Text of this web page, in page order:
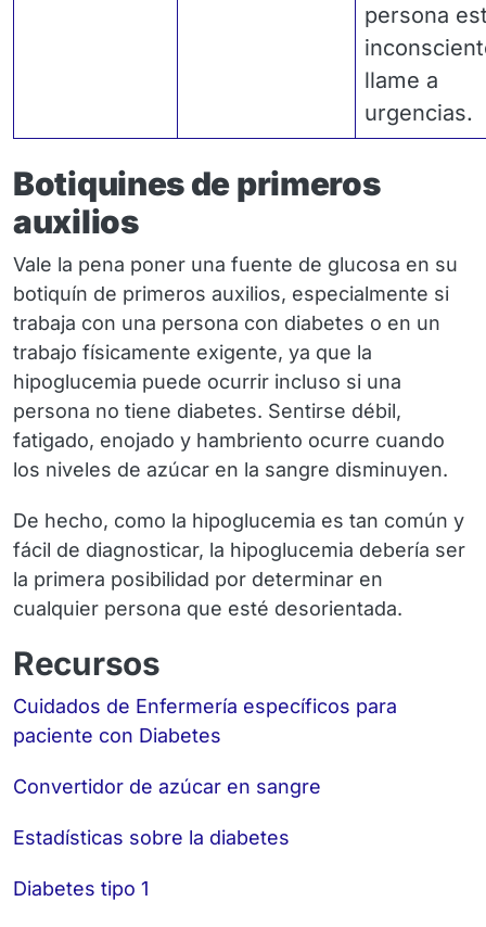
persona
llame a
urgencias.
Botiquines de primeros
auxilios
Vale la pena poner una fuente de glucosa en su
botiquín de primeros auxilios, especialmente si
trabaja con una persona con diabetes o en un
trabajo físicamente exigente, ya que la
hipoglucemia puede ocurrir incluso si una
persona no tiene diabetes. Sentirse débil,
fatigado, enojado y hambriento ocurre cuando
los niveles de azúcar en la sangre disminuyen.
De hecho, como la hipoglucemia es tan común y
fácil de diagnosticar, la hipoglucemia debería ser
la primera posibilidad por determinar en
cualquier persona que esté desorientada.
Recursos
Cuidados de Enfermería específicos para
paciente con Diabetes
Convertidor de azúcar en sangre
Estadísticas sobre la diabetes
Diabetes tipo 1